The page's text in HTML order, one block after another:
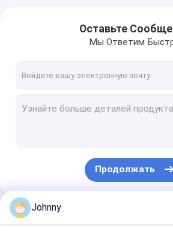
Оставьте
Мы Ответим
Продолжать
Наши Категории
Johnny